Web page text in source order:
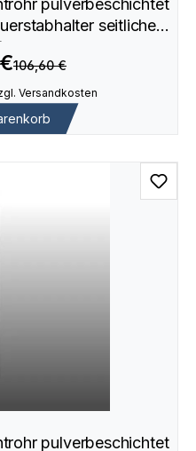
pulverbeschichtet
seitlicher
106,60 €
Versandkosten
pulverbeschichtet